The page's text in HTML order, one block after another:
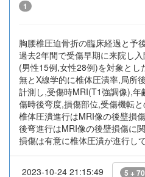
1
胸腰椎圧迫骨折の臨床経過と予
過去2年間で受傷早期に来院し
(男性15例,女性28例)を対象と
無とX線学的に椎体圧潰率,局所
計測し,受傷時MRI(T1強調像),
傷時後弯度,損傷部位,受傷機転
椎体圧潰進行はMRI像の後壁損
後弯進行はMRI像の後壁損傷に
損傷は有意に椎体圧潰が進行し
2023-10-24 21:15:49 5 + 70